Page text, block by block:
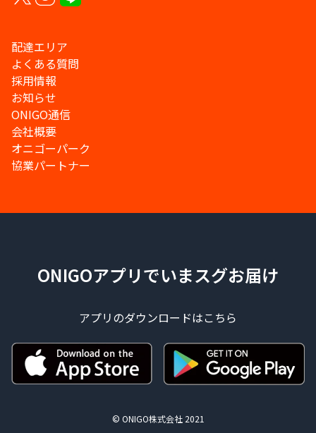
配達エリア
よくある質問
採用情報
お知らせ
ONIGO通信
会社概要
オニゴーパーク
協業パートナー
ONIGOアプリでいまスグお届け
アプリのダウンロードはこちら
© ONIGO株式会社 2021